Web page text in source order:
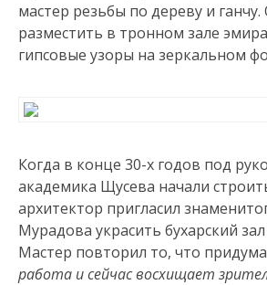
мастер резьбы по дереву и
разместить в тронном зале
гипсовые узоры на зеркальном
Когда в конце 30-х годов под
академика Щусева начали
архитектор пригласил
Мурадова украсить бухарский
Мастер повторил то, что
работа и сейчас восхищает